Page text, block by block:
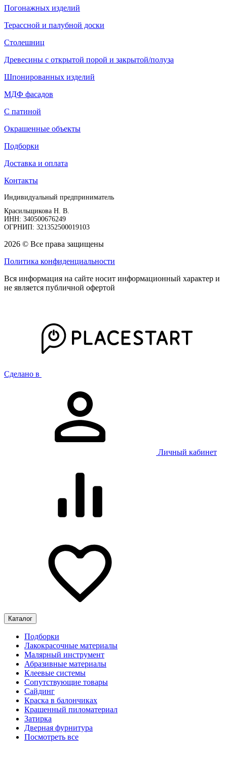
Погонажных изделий
Терассной и палубной доски
Столешниц
Древесины с открытой порой и закрытой/полуза
Шпонированных изделий
МДФ фасадов
С патиной
Окрашенные объекты
Подборки
Доставка и оплата
Контакты
Индивидуальный предприниматель
Красильщикова Н. В.
ИНН: 340500676249
ОГРНИП: 321352500019103
2026 © Все права защищены
Политика конфиденциальности
Вся информация на сайте носит информационный характер и
не является публичной офертой
Сделано в
Личный кабинет
Каталог
Подборки
Лакокрасочные материалы
Малярный инструмент
Абразивные материалы
Клеевые системы
Сопутствующие товары
Сайдинг
Краска в балончиках
Крашенный пиломатериал
Затирка
Дверная фурнитура
Посмотреть все